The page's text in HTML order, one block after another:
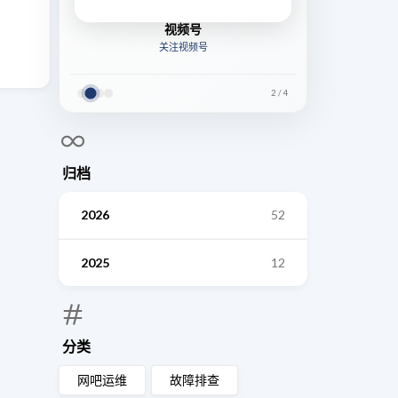
视频号
关注视频号
2 /4
归档
2026 52
2025 12
分类
网吧运维 故障排查